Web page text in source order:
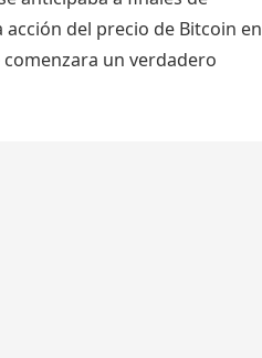
del precio de Bitcoin en
comenzara un verdadero